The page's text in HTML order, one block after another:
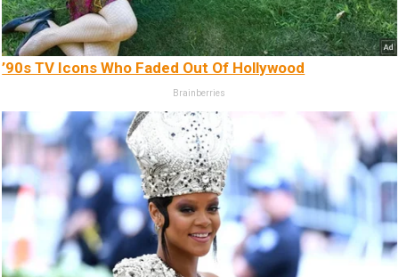
’90s TV Icons Who Faded Out Of Hollywood
Brainberries